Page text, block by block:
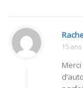
15 ans